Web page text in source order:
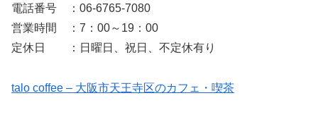
電話番号 ：06-6765-7080
営業時間 ：7：00～19：00
定休日 ：日曜日、祝日、不定休有り
talo coffee – 大阪市天王寺区のカフェ・喫茶